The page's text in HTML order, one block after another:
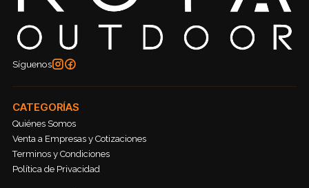
Síguenos
CATEGORÍAS
Quiénes Somos
Venta a Empresas y Cotizaciones
Terminos y Condiciones
Política de Privacidad